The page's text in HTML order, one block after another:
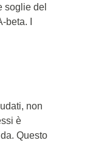
soglie del
I
non
è
Questo